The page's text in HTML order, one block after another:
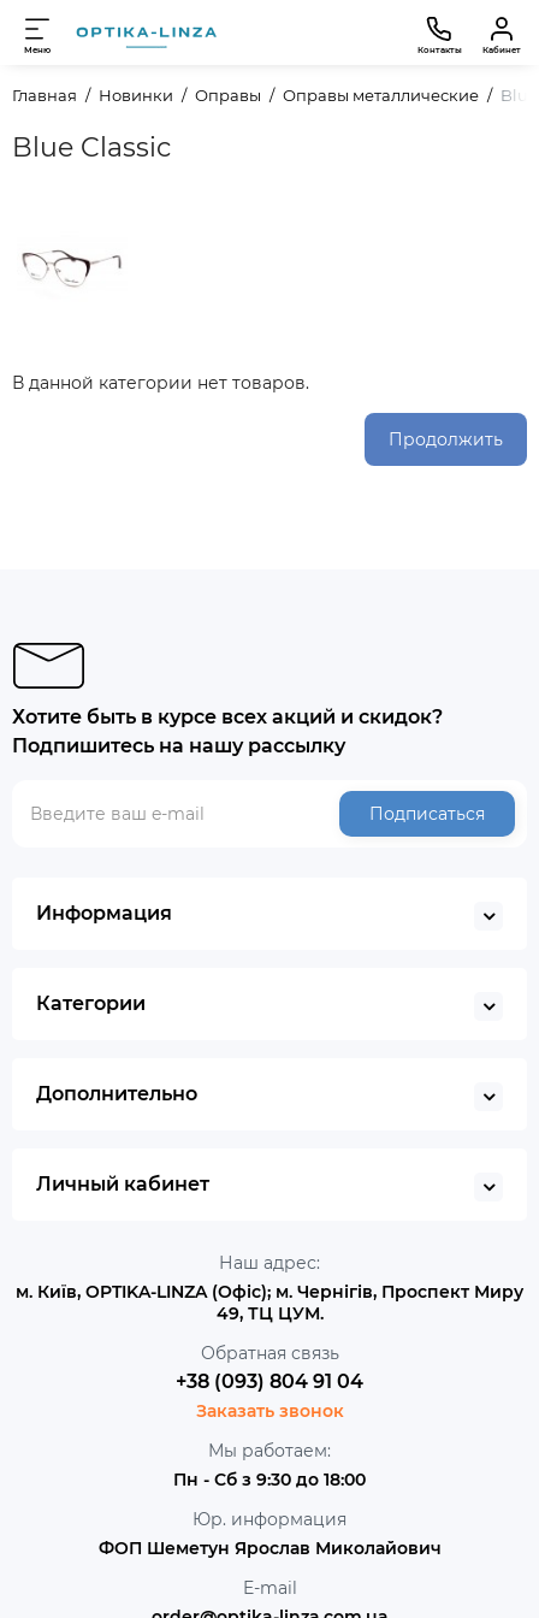
Меню Контакты Кабинет
Главная Новинки Оправы Оправы металлические Blue
Blue Classic
В данной категории нет товаров.
Продолжить
Хотите быть в курсе всех акций и скидок?
Подпишитесь на нашу рассылку
Подписаться
Информация
Категории
Дополнительно
Личный кабинет
Наш адрес:
м. Київ, OPTIKA-LINZA (Офіс); м. Чернігів, Проспект Миру
49, ТЦ ЦУМ.
Обратная связь
+38 (093) 804 91 04
Заказать звонок
Мы работаем:
Пн - Сб з 9:30 до 18:00
Юр. информация
ФОП Шеметун Ярослав Миколайович
E-mail